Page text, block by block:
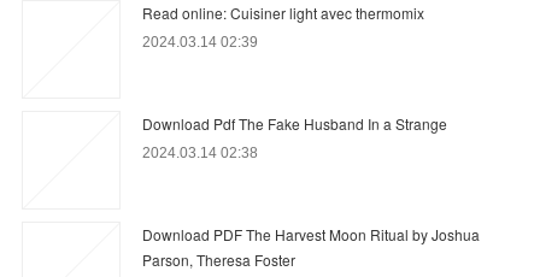
Read online: Cuisiner light avec thermomix
2024.03.14 02:39
Download Pdf The Fake Husband In a Strange
2024.03.14 02:38
Download PDF The Harvest Moon Ritual by Joshua
Parson, Theresa Foster